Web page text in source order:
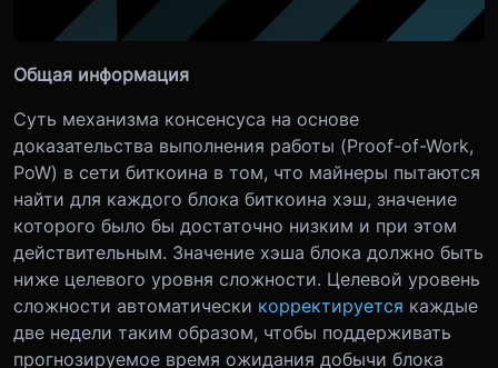
Общая информация
Суть механизма консенсуса на основе
доказательства выполнения работы (Proof-of-Work,
PoW) в сети биткоина в том, что майнеры пытаются
найти для каждого блока биткоина хэш, значение
которого было бы достаточно низким и при этом
действительным. Значение хэша блока должно быть
ниже целевого уровня сложности. Целевой уровень
сложности автоматически корректируется каждые
две недели таким образом, чтобы поддерживать
прогнозируемое время ожидания добычи блока